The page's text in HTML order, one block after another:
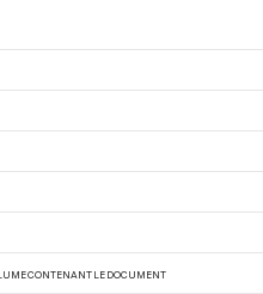
CONTENANT LE DOCUMENT